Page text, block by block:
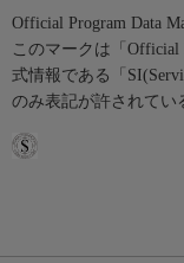
Official Program Data
このマークは「Official
式情報である「
のみ表記が許されてい